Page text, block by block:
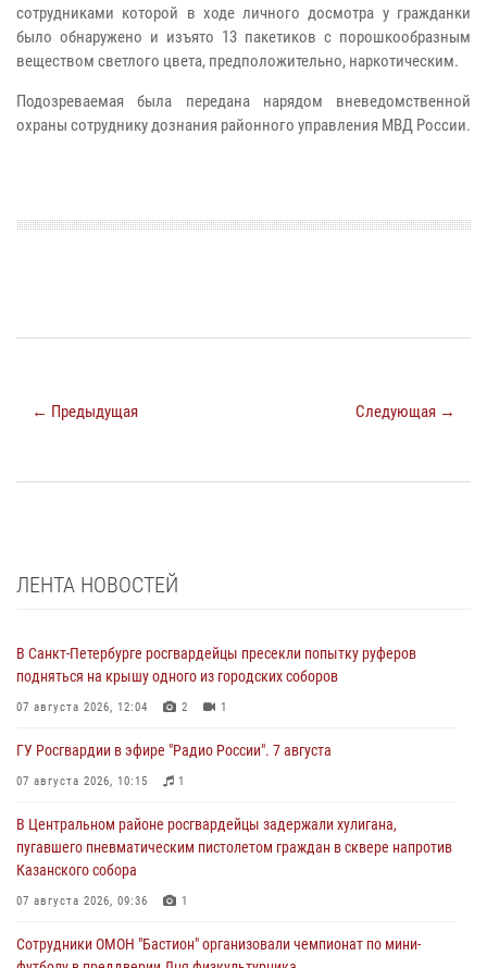
сотрудниками которой в ходе личного досмотра у гражданки
было обнаружено и изъято 13 пакетиков с порошкообразным
веществом светлого цвета, предположительно, наркотическим.
Подозреваемая была передана нарядом вневедомственной
охраны сотруднику дознания районного управления МВД России.
← Предыдущая Следующая →
ЛЕНТА НОВОСТЕЙ
В Санкт-Петербурге росгвардейцы пресекли попытку руферов
подняться на крышу одного из городских соборов
07 августа 2026, 12:04 2 1
ГУ Росгвардии в эфире "Радио России". 7 августа
07 августа 2026, 10:15 1
В Центральном районе росгвардейцы задержали хулигана,
пугавшего пневматическим пистолетом граждан в сквере напротив
Казанского собора
07 августа 2026, 09:36 1
Сотрудники ОМОН "Бастион" организовали чемпионат по мини-